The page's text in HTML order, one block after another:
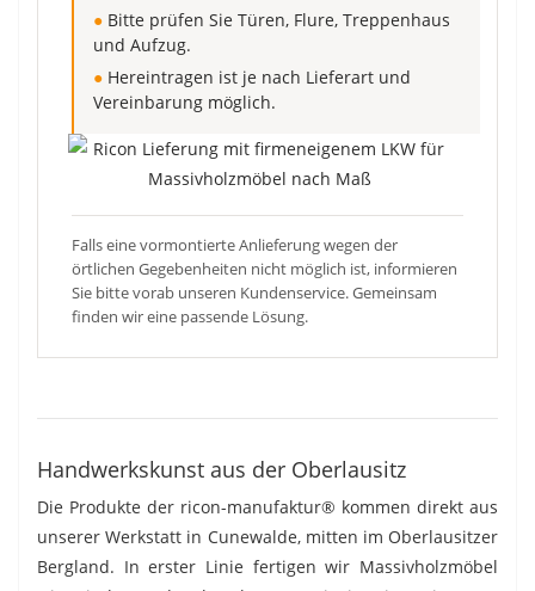
● Bitte prüfen Sie Türen, Flure, Treppenhaus
und Aufzug.
● Hereintragen ist je nach Lieferart und
Vereinbarung möglich.
Falls eine vormontierte Anlieferung wegen der
örtlichen Gegebenheiten nicht möglich ist, informieren
Sie bitte vorab unseren Kundenservice. Gemeinsam
finden wir eine passende Lösung.
Handwerkskunst aus der Oberlausitz
Die Produkte der ricon-manufaktur® kommen direkt aus
unserer Werkstatt in Cunewalde, mitten im Oberlausitzer
Bergland. In erster Linie fertigen wir Massivholzmöbel